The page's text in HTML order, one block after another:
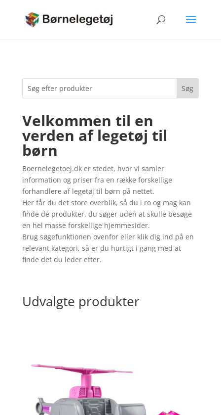
Velkommen til en
verden af legetøj til
børn
Boernelegetoej.dk er stedet, hvor vi samler
information og priser fra en række forskellige
forhandlere af legetøj til børn på nettet.
Her får du det store overblik, så du i ro og mag kan
finde de produkter, du søger uden at skulle besøge
en hel masse forskellige hjemmesider.
Brug søgefunktionen ovenfor eller klik dig ind på en
relevant kategori, så er du hurtigt i gang med at
finde det du leder efter.
Udvalgte produkter